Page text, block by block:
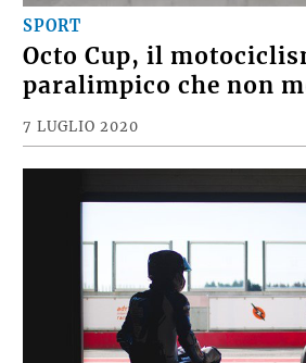
SPORT
Octo Cup, il
paralimpico che non
7 LUGLIO 2020